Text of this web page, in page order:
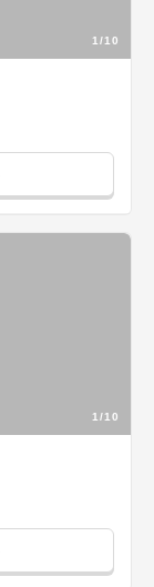
1/10
1/10